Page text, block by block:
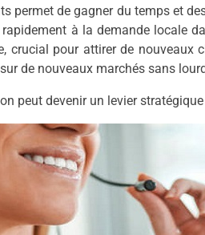
permet de gagner du temps et
à la demande locale
crucial pour attirer de nouveaux
de nouveaux marchés sans
peut devenir un levier